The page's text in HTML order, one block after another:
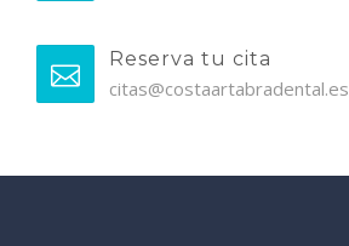
Reserva tu cita
citas@costaartabradental.es